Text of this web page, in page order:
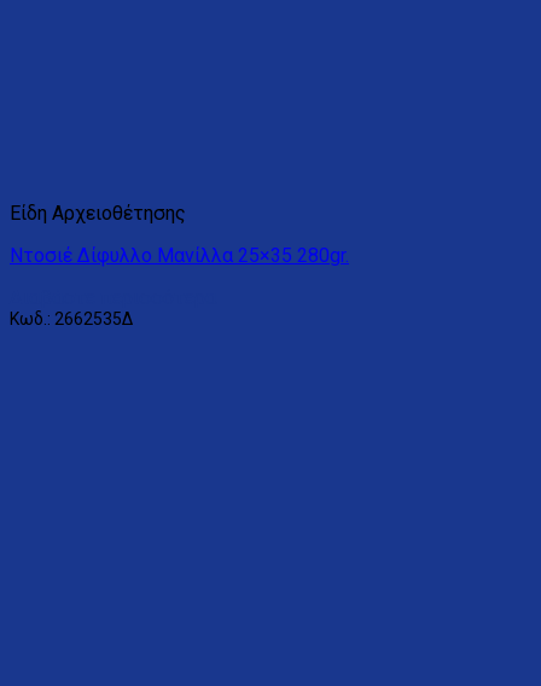
Είδη Αρχειοθέτησης
Ντοσιέ Δίφυλλο Μανίλλα 25×35 280gr.
Κωδ.: 2662535Δ